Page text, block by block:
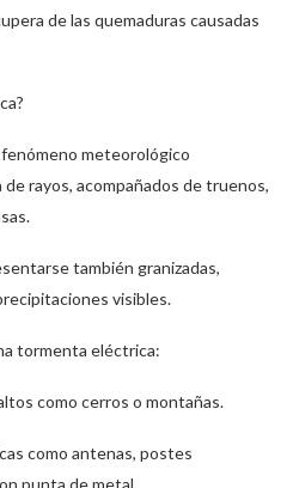
de las quemaduras causadas
meteorológico
rayos, acompañados de truenos,
también granizadas,
visibles.
tormenta eléctrica:
como cerros o montañas.
como antenas, postes
punta de metal.